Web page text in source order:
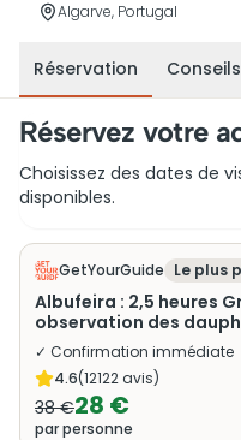
Algarve, Portugal
Réservation
Réservez votre
Choisissez des dates de
disponibles.
GetYourGuide Le plus
Albufeira : 2,5 heures
observation des
✓ Confirmation immédiate
4.6(12122avis)
38 €28 €
par personne